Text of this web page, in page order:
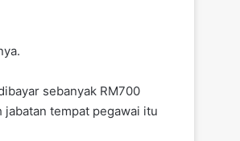
sebanyak RM700
jabatan tempat pegawai itu